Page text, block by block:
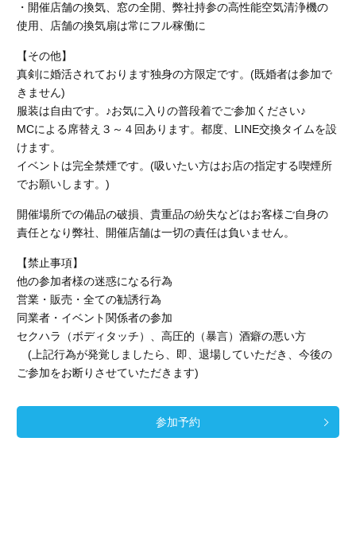
・開催店舗の換気、窓の全開、弊社持参の高性能空気清浄機の
使用、店舗の換気扇は常にフル稼働に
【その他】
真剣に婚活されております独身の方限定です。(既婚者は参加で
きません)
服装は自由です。♪お気に入りの普段着でご参加ください♪
MCによる席替え３～４回あります。都度、LINE交換タイムを設
けます。
イベントは完全禁煙です。(吸いたい方はお店の指定する喫煙所
でお願いします。)
開催場所での備品の破損、貴重品の紛失などはお客様ご自身の
責任となり弊社、開催店舗は一切の責任は負いません。
【禁止事項】
他の参加者様の迷惑になる行為
営業・販売・全ての勧誘行為
同業者・イベント関係者の参加
セクハラ（ボディタッチ）、高圧的（暴言）酒癖の悪い方
(上記行為が発覚しましたら、即、退場していただき、今後の
ご参加をお断りさせていただきます)
参加予約